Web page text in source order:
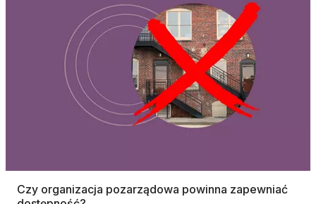
Czy organizacja pozarządowa powinna zapewniać